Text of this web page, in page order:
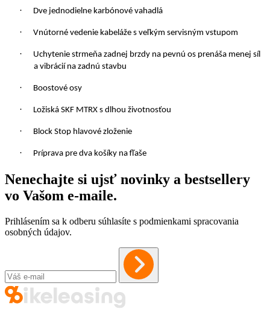
· Dve jednodielne karbónové vahadlá
· Vnútorné vedenie kabeláže s veľkým servisným vstupom
·
Uchytenie strmeňa zadnej brzdy na pevnú os prenáša menej síl
a vibrácií na zadnú stavbu
· Boostové osy
· Ložiská SKF MTRX s dlhou životnosťou
· Block Stop hlavové zloženie
· Príprava pre dva košíky na fľaše
Nenechajte si ujsť novinky a bestsellery
vo Vašom e-maile.
Prihlásením sa k odberu súhlasíte s podmienkami spracovania
osobných údajov.